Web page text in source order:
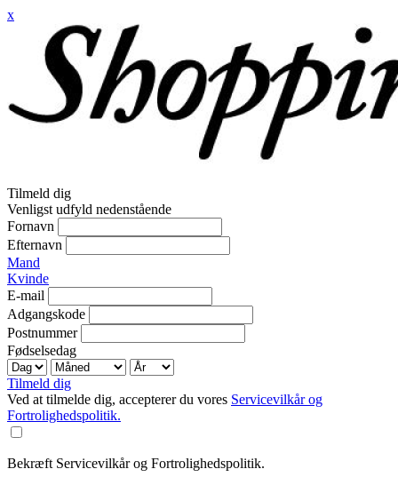
x
Tilmeld dig
Venligst udfyld nedenstående
Fornavn
Efternavn
Mand
Kvinde
E-mail
Adgangskode
Postnummer
Fødselsedag
Tilmeld dig
Ved at tilmelde dig, accepterer du vores Servicevilkår og
Fortrolighedspolitik.
Bekræft Servicevilkår og Fortrolighedspolitik.